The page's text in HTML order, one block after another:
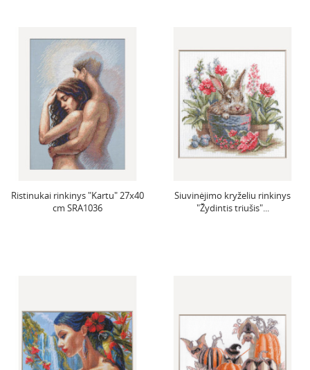
Ristinukai rinkinys "Kartu" 27x40
cm SRA1036
Siuvinėjimo kryželiu rinkinys
"Žydintis triušis"...